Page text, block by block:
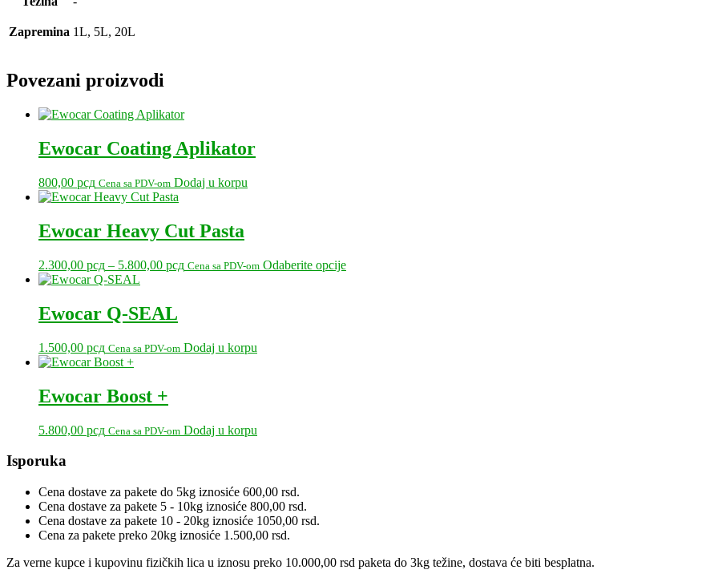
Zapremina 1L, 5L, 20L
Povezani proizvodi
Ewocar Coating Aplikator
800,00 рсд Cena sa PDV-om Dodaj u korpu
Ewocar Heavy Cut Pasta
2.300,00 рсд – 5.800,00 рсдRaspon
Cena sa PDV-om Odaberite opcijeOvaj
Ewocar Q-SEAL
1.500,00 рсд Cena sa PDV-om Dodaj u korpu
Ewocar Boost +
5.800,00 рсд Cena sa PDV-om Dodaj u korpu
Primary
Sidebar
Isporuka
Cena dostave za pakete do 5kg iznosiće 600,00 rsd.
Cena dostave za pakete 5 - 10kg iznosiće 800,00 rsd.
Cena dostave za pakete 10 - 20kg iznosiće 1050,00 rsd.
Cena za pakete preko 20kg iznosiće 1.500,00 rsd.
Za verne kupce i kupovinu fizičkih lica u iznosu preko 10.000,00 rsd paketa do 3kg težine, dostava će biti besplatna.